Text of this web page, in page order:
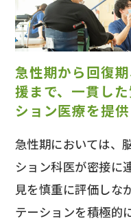
急性期から回復
援まで、一貫し
ション医療を提供
急性期においては、
ション科医が密接に
見を慎重に評価しな
テーションを積極的